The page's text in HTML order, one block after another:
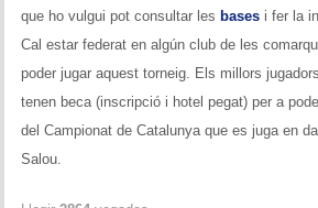
Historial del torneig llampec
Escacs Actius
INFORMACIÓ
Història del club
que ho vulgui pot consultar les bases i fer la
Cal estar federat en algún club de les
poder jugar aquest torneig. Els millors
tenen beca (inscripció i hotel pegat) per a
del Campionat de Catalunya que es juga en
Salou.